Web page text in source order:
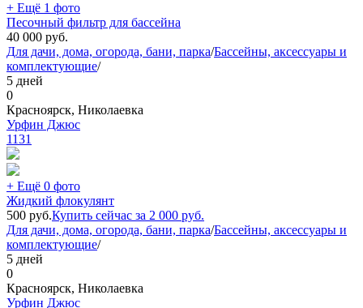
+ Ещё 1 фото
Песочный фильтр для бассейна
40 000 руб.
Для дачи, дома, огорода, бани, парка/Бассейны, аксессуары и
комплектующие/
5 дней
0
Красноярск, Николаевка
Урфин Джюс
1131
+ Ещё 0 фото
Жидкий флокулянт
500 руб.Купить сейчас за 2 000 руб.
Для дачи, дома, огорода, бани, парка/Бассейны, аксессуары и
комплектующие/
5 дней
0
Красноярск, Николаевка
Урфин Джюс